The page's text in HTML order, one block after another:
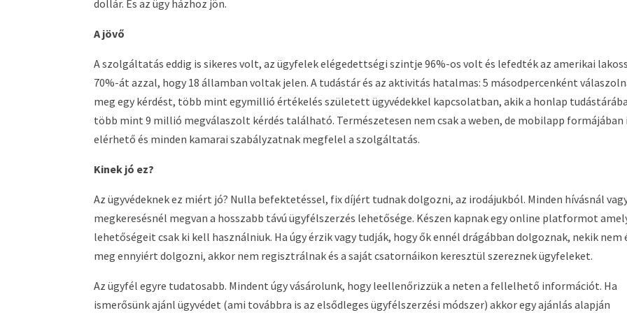
dollár. És az ügy házhoz jön.
A jövő
A szolgáltatás eddig is sikeres volt, az ügyfelek elégedettségi szintje 96%-os volt és lefedték az amerikai
70%-át azzal, hogy 18 államban voltak jelen. A tudástár és az aktivitás hatalmas: 5 másodpercenként
meg egy kérdést, több mint egymillió értékelés született ügyvédekkel kapcsolatban, akik a honlap
több mint 9 millió megválaszolt kérdés található. Természetesen nem csak a weben, de mobilapp formájában
elérhető és minden kamarai szabályzatnak megfelel a szolgáltatás.
Kinek jó ez?
Az ügyvédeknek ez miért jó? Nulla befektetéssel, fix díjért tudnak dolgozni, az irodájukból. Minden hívásnál
megkeresésnél megvan a hosszabb távú ügyfélszerzés lehetősége. Készen kapnak egy online platformot
lehetőségeit csak ki kell használniuk. Ha úgy érzik vagy tudják, hogy ők ennél drágábban dolgoznak, nekik nem
meg ennyiért dolgozni, akkor nem regisztrálnak és a saját csatornáikon keresztül szereznek ügyfeleket.
Az ügyfél egyre tudatosabb. Mindent úgy vásárolunk, hogy leellenőrizzük a neten a fellelhető információt. Ha
ismerősünk ajánl ügyvédet (ami továbbra is az elsődleges ügyfélszerzési módszer) akkor egy ajánlás alapján